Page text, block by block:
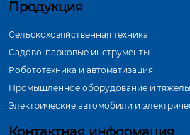
Продукция
Сельскохозяйственная техника
Садово-парковые инструменты
Робототехника и автоматизация
Промышленное оборудование и
Электрические автомобили и